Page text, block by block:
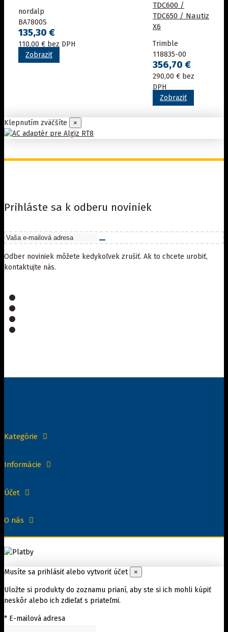
nordalp
BA7800S
135,30 €
110,00 € bez DPH
Zobraziť
TDC600 /
TDC650 / Nautiz
X6
Trimble
118835-00
356,70 €
290,00 € bez
DPH
Zobraziť
Na objednávku
Zobraziť
Klepnutím zväčšíte ×
Prihláste sa k odberu noviniek
Odber noviniek môžete kedykoľvek zrušiť. Ak to chcete urobiť,
kontaktujte nás.
Kategórie
Informácie
Účet
O nás
Musíte sa prihlásiť alebo vytvoriť účet ×
Uložte si produkty do zoznamu prianí, aby ste si ich mohli kúpiť
neskôr alebo ich zdieľať s priateľmi.
* E-mailová adresa